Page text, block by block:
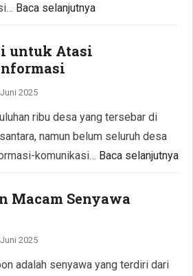
Baca selanjutnya
untuk Atasi
2025
ribu desa yang tersebar di
namun belum seluruh desa
komunikasi… Baca selanjutnya
Macam Senyawa
2025
adalah senyawa yang terdiri dari